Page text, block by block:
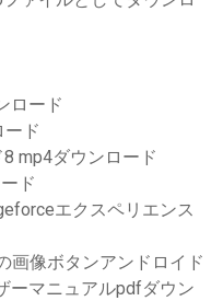
ロード
ード
mp4ダウンロード
ド
エクスペリエンス
画像ボタンアンドロイド
ーマニュアルpdfダウン